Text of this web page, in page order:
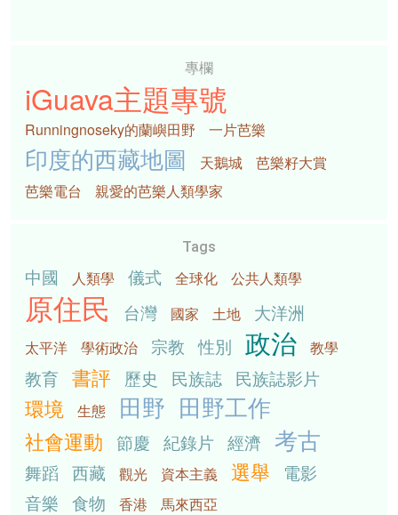
專欄
iGuava主題專號
Runningnoseky的蘭嶼田野 一片芭樂
印度的西藏地圖 天鵝城
芭樂籽大賞
芭樂電台
親愛的芭樂人類學家
Tags
中國 人類學 儀式 全球化 公共人類學
原住民 台灣 國家 土地 大洋洲
太平洋 學術政治 宗教 性別 政治 教學
教育 書評 歷史 民族誌 民族誌影片
環境 生態 田野 田野工作
社會運動 節慶 紀錄片 經濟 考古
舞蹈 西藏 觀光 資本主義 選舉
電影
音樂 食物 香港
馬來西亞